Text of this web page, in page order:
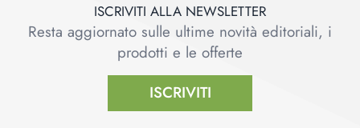
ISCRIVITI ALLA NEWSLETTER
Resta aggiornato sulle ultime novità editoriali, i
prodotti e le offerte
ISCRIVITI